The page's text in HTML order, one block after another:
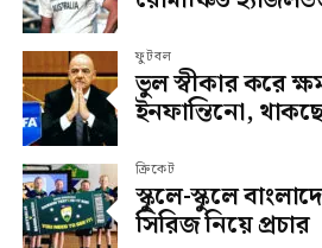
ফুটবল
ভুল স্বীকার করে
ইনফান্তিনো,
ক্রিকেট
স্কুলে-স্কুলে
সিরিজ নিয়ে প্রচার